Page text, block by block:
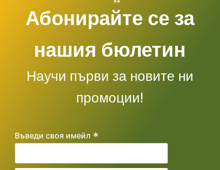
Абонирайте се за
нашия бюлетин
Научи първи за новите ни
промоции!
Въведи своя имейл *